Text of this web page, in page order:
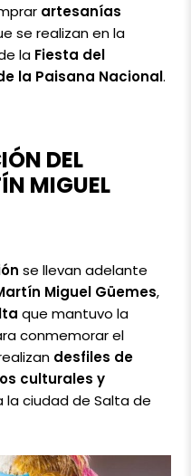
artesanías
se realizan en la
la Fiesta del
la Paisana Nacional.
DEL
MIGUEL
se llevan adelante
Miguel Güemes,
que mantuvo la
conmemorar el
desfiles de
culturales y
la ciudad de Salta de